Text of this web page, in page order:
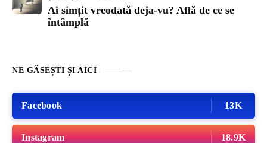
Ai simțit vreodată deja-vu? Află de ce se
întâmplă
NE GĂSEȘTI ȘI AICI
Facebook 13K
Instagram 18.9K